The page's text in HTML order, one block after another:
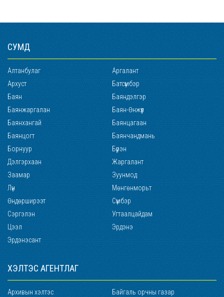
СУМД
Алтанбулаг
Аргалант
Архуст
Батсүмбэр
Баян
Баяндэлгэр
Баянжаргалан
Баян-Өнжүүл
Баянхангай
Баянцагаан
Баянцогт
Баянчандмань
Борнуур
Бүрэн
Дэлгэрхаан
Жаргалант
Заамар
Зуунмод
Лүн
Мөнгөнморьт
Өндөрширээт
Сүмбэр
Сэргэлэн
Угтаалцайдам
Цээл
Эрдэнэ
Эрдэнэсант
ХЭЛТЭС АГЕНТЛАГ
Архивын хэлтэс
Байгаль орчны газар